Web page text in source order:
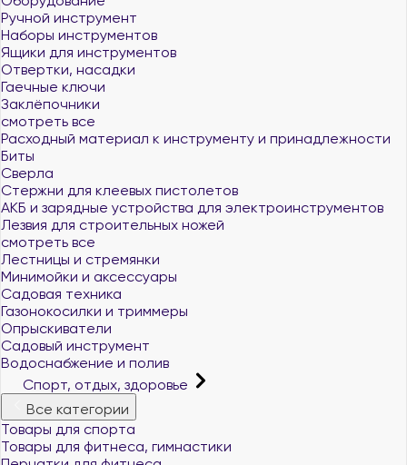
Ручной инструмент
Наборы инструментов
Ящики для инструментов
Отвертки, насадки
Гаечные ключи
Заклёпочники
смотреть все
Расходный материал к инструменту и принадлежности
Биты
Сверла
Стержни для клеевых пистолетов
АКБ и зарядные устройства для электроинструментов
Лезвия для строительных ножей
смотреть все
Лестницы и стремянки
Минимойки и аксессуары
Садовая техника
Газонокосилки и триммеры
Опрыскиватели
Садовый инструмент
Водоснабжение и полив
Спорт, отдых, здоровье
Все категории
Товары для спорта
Товары для фитнеса, гимнастики